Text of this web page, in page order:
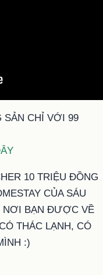
SẢN CHỈ VỚI 99
10 TRIỆU ĐỒNG
CỦA SÁU
NƠI BẠN ĐƯỢC VỀ
THÁC LẠNH, CÓ
:)